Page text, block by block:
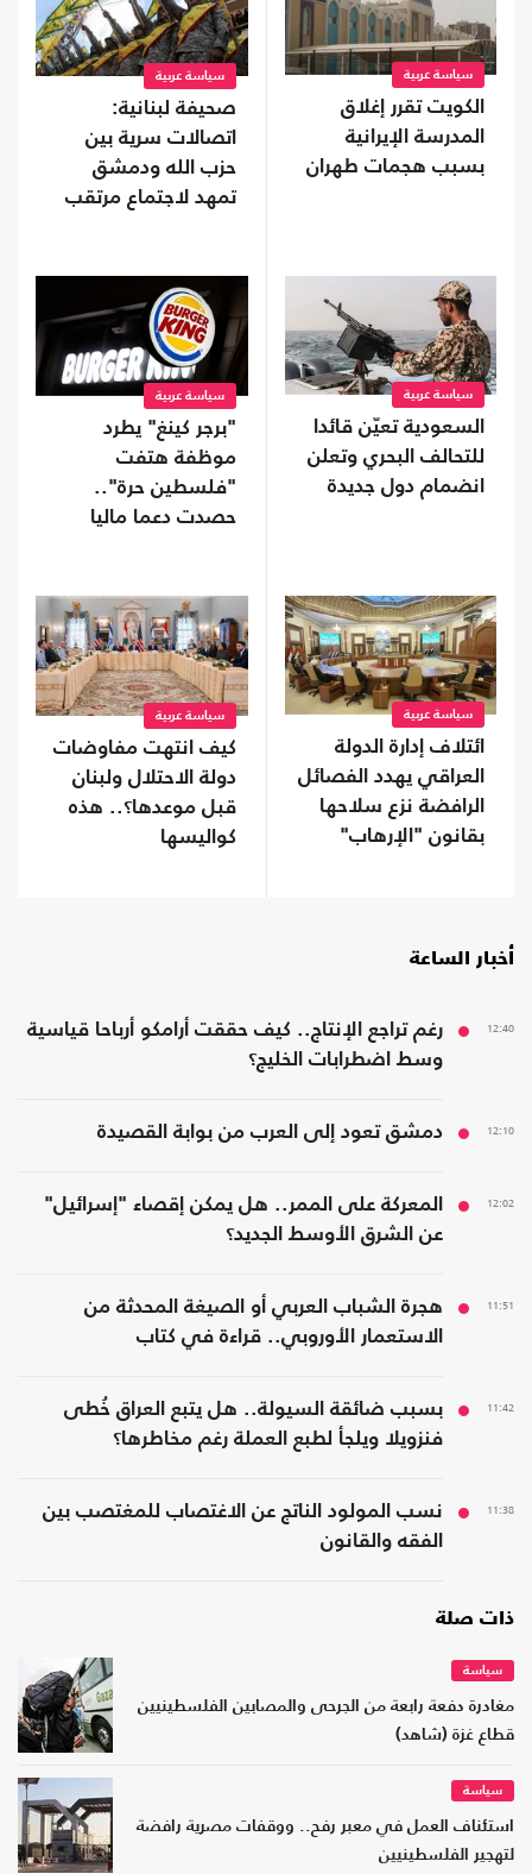
سياسة عربية
الكويت تقرر إغلاق
المدرسة الإيرانية
بسبب هجمات طهران
سياسة عربية
صحيفة لبنانية:
اتصالات سرية بين
حزب الله ودمشق
تمهد لاجتماع مرتقب
سياسة عربية
السعودية تعيّن قائدا
للتحالف البحري وتعلن
انضمام دول جديدة
سياسة عربية
"برجر كينغ" يطرد
موظفة هتفت
"فلسطين حرة"..
حصدت دعما ماليا
سياسة عربية
ائتلاف إدارة الدولة
العراقي يهدد الفصائل
الرافضة نزع سلاحها
بقانون "الإرهاب"
سياسة عربية
كيف انتهت مفاوضات
دولة الاحتلال ولبنان
قبل موعدها؟.. هذه
كواليسها
أخبار الساعة
12:40
رغم تراجع الإنتاج.. كيف حققت أرامكو أرباحا قياسية
وسط اضطرابات الخليج؟
12:10 دمشق تعود إلى العرب من بوابة القصيدة
12:02
المعركة على الممر.. هل يمكن إقصاء "إسرائيل"
عن الشرق الأوسط الجديد؟
11:51
هجرة الشباب العربي أو الصيغة المحدثة من
الاستعمار الأوروبي.. قراءة في كتاب
11:42
بسبب ضائقة السيولة.. هل يتبع العراق خُطى
فنزويلا ويلجأ لطبع العملة رغم مخاطرها؟
11:38
نسب المولود الناتج عن الاغتصاب للمغتصب بين
الفقه والقانون
ذات صلة
سياسة
مغادرة دفعة رابعة من الجرحى والمصابين الفلسطينيين
قطاع غزة (شاهد)
سياسة
استئناف العمل في معبر رفح.. ووقفات مصرية رافضة
لتهجير الفلسطينيين